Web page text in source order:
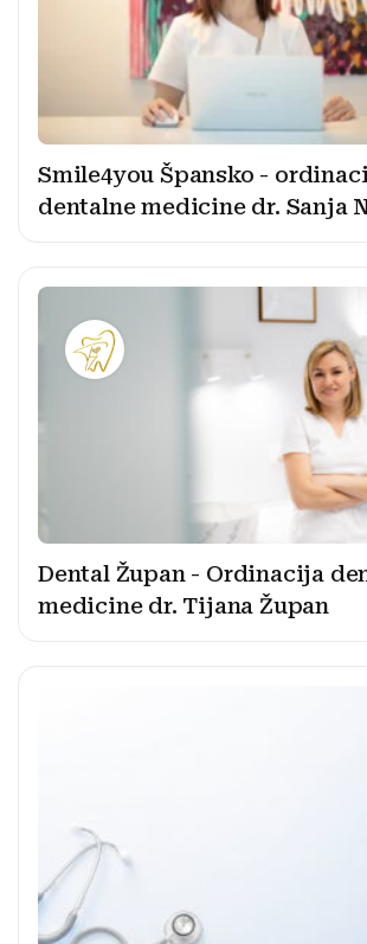
Smile4you Špansko -
dentalne medicine dr. Sanja
Dental Župan - Ordinacija
medicine dr. Tijana Župan